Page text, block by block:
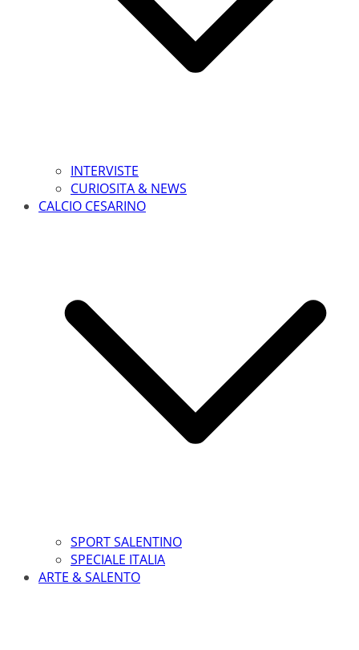
INTERVISTE
CURIOSITA & NEWS
CALCIO CESARINO
SPORT SALENTINO
SPECIALE ITALIA
ARTE & SALENTO